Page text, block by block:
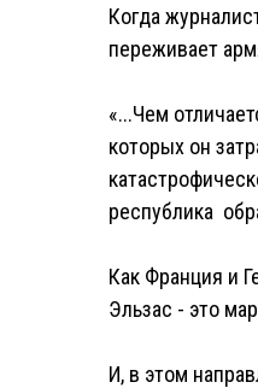
Когда
переживает
«...Чем
которых он
республика
Как Франция и
Эльзас - это
И, в этом